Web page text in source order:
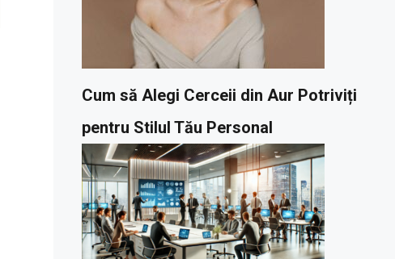
Cum să Alegi Cerceii din Aur Potriviți
pentru Stilul Tău Personal